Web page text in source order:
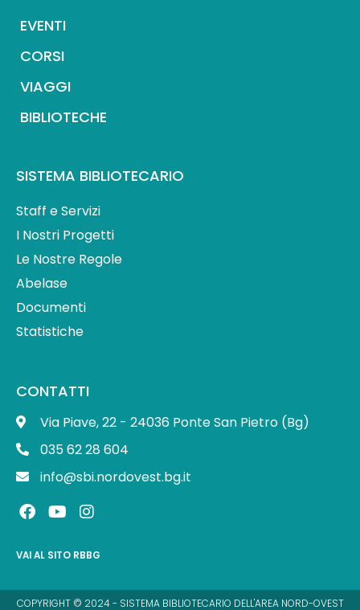
EVENTI
CORSI
VIAGGI
BIBLIOTECHE
SISTEMA BIBLIOTECARIO
Staff e Servizi
I Nostri Progetti
Le Nostre Regole
Abelase
Documenti
Statistiche
CONTATTI
Via Piave, 22 - 24036 Ponte San Pietro (Bg)
035 62 28 604
info@sbi.nordovest.bg.it
F
a
e
o
o
Y
o
t
b
e
I
n
t
g
r
VAI AL SITO RBBG
COPYRIGHT © 2024 - SISTEMA BIBLIOTECARIO DELL'AREA NORD-OVEST